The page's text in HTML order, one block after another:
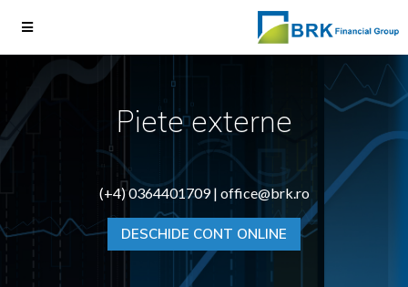
Piete externe
(+4) 0364401709 | office@brk.ro
DESCHIDE CONT ONLINE